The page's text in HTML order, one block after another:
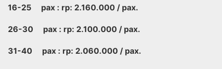
16-25 pax : rp: 2.160.000 / pax.
26-30 pax : rp: 2.100.000 / pax.
31-40 pax : rp: 2.060.000 / pax.